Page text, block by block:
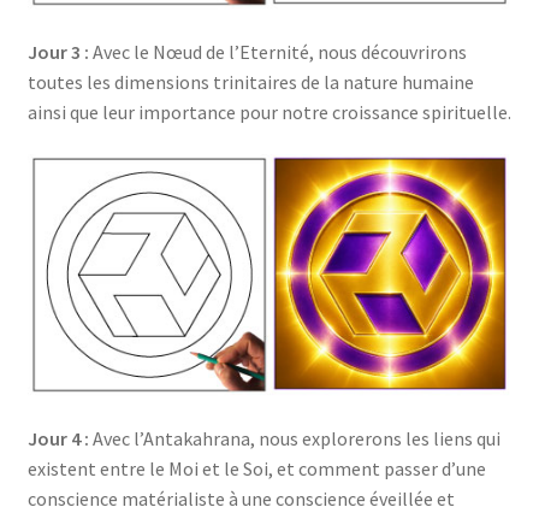
Jour 3 : Avec le Nœud de l’Eternité, nous découvrirons
toutes les dimensions trinitaires de la nature humaine
ainsi que leur importance pour notre croissance spirituelle.
Jour 4 : Avec l’Antakahrana, nous explorerons les liens qui
existent entre le Moi et le Soi, et comment passer d’une
conscience matérialiste à une conscience éveillée et